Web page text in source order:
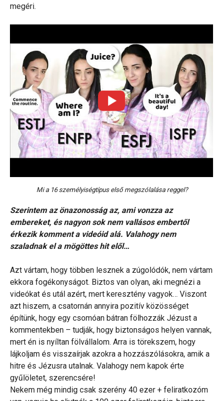
megéri.
Mi a 16 személyiségtípus első megszólalása reggel?
Szerintem az önazonosság az, ami vonzza az
embereket, és nagyon sok nem vallásos embertől
érkezik komment a videóid alá. Valahogy nem
szaladnak el a mögöttes hit elől…
Azt vártam, hogy többen lesznek a zúgolódók, nem vártam
ekkora fogékonyságot. Biztos van olyan, aki megnézi a
videókat és utál azért, mert keresztény vagyok… Viszont
azt hiszem, a csatornán annyira pozitív közösséget
építünk, hogy egy csomóan bátran fölhozzák Jézust a
kommentekben – tudják, hogy biztonságos helyen vannak,
mert én is nyíltan fölvállalom. Arra is törekszem, hogy
lájkoljam és visszaírjak azokra a hozzászólásokra, amik a
hitre és Jézusra utalnak. Valahogy nem kapok érte
gyűlöletet, szerencsére!
Nekem még mindig csak szerény 40 ezer + feliratkozóm